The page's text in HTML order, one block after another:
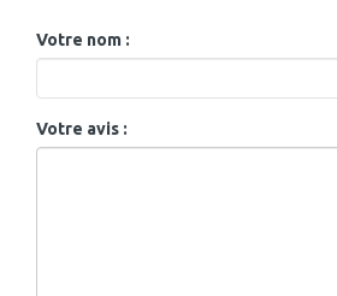
Votre nom :
Votre avis :